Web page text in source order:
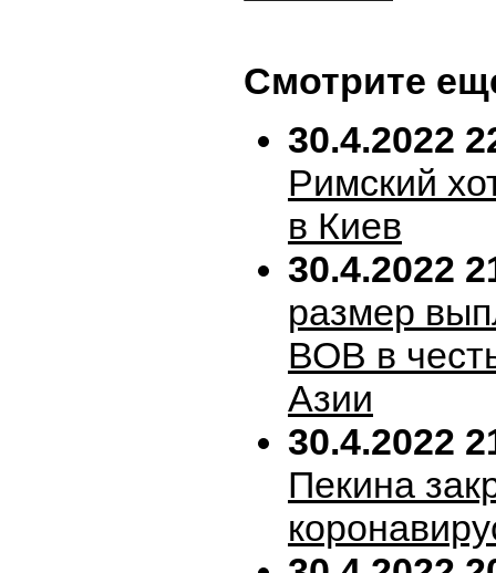
Смотрите
30.4.2022
Римский
в Киев
30.4.2022
размер
ВОВ в
Азии
30.4.2022
Пекина